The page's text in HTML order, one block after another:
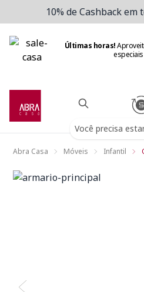
10% de Cashback em
Últimas horas!
especiais
Você precisa
Abra Casa Móveis Infantil